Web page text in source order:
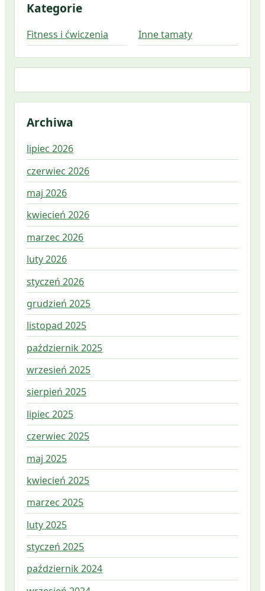
Kategorie
Fitness i ćwiczenia Inne tamaty
Archiwa
lipiec 2026
czerwiec 2026
maj 2026
kwiecień 2026
marzec 2026
luty 2026
styczeń 2026
grudzień 2025
listopad 2025
październik 2025
wrzesień 2025
sierpień 2025
lipiec 2025
czerwiec 2025
maj 2025
kwiecień 2025
marzec 2025
luty 2025
styczeń 2025
październik 2024